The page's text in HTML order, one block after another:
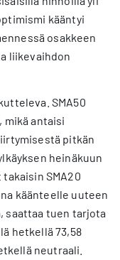
kääntyi
osakkeen
liikevaihdon
SMA50
mikä antaisi
pitkän
heinäkuun
SMA20
käänteelle uuteen
saattaa tuen tarjota
hetkellä 73,58
neutraali.